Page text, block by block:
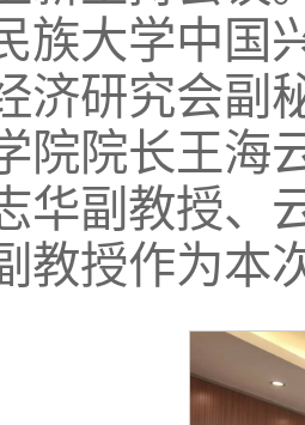
族大学中国
济研究会副
院院长王海
华副教授、
教授作为本